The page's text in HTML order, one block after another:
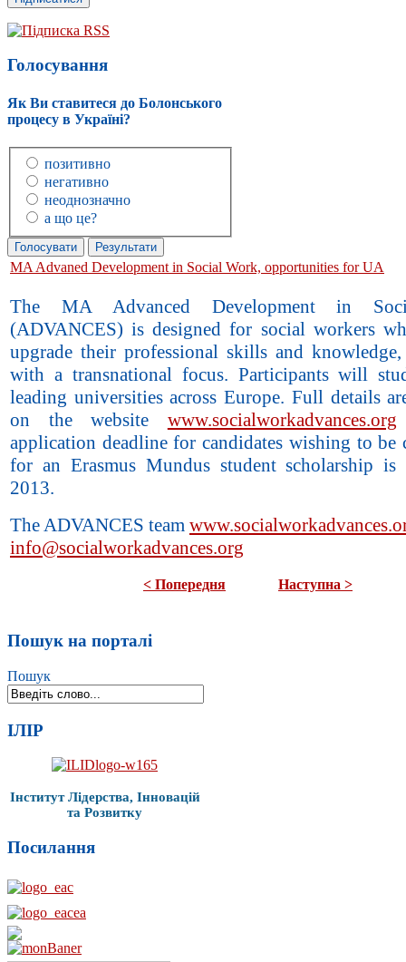
Підписка RSS
Голосування
Як Ви ставитеся до Болонського
процесу в Україні?
позитивно
негативно
неоднозначно
а що це?
MA Advaned Development in Social Work, opportunities for UA
The MA Advanced Development in
(ADVANCES) is designed for social workers
upgrade their professional skills and knowledge,
with a transnational focus. Participants will
leading universities across Europe. Full details
on the website www.socialworkadvances.org
application deadline for candidates wishing to be
for an Erasmus Mundus student scholarship is
2013.
The ADVANCES team
info@socialworkadvances.org
< Попередня Наступна >
Пошук на порталі
Пошук
ІЛІР
Інститут Лідерства, Інновацій
та Розвитку
Посилання